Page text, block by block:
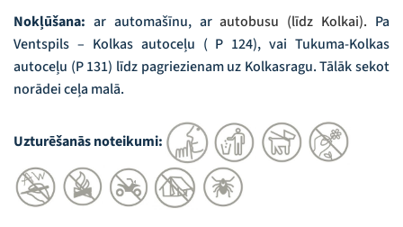
Nokļūšana: ar automašīnu, arautobusu (līdz Kolkai). Pa
Ventspils – Kolkas autoceļu ( P 124), vai Tukuma-Kolkas
autoceļu (P 131) līdz pagriezienam uz Kolkasragu. Tālāk sekot
norādei ceļa malā.
Uzturēšanās noteikumi: